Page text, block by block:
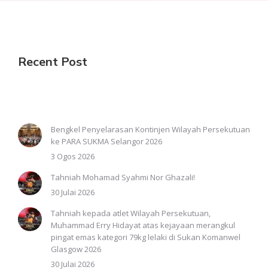
Recent Post
Bengkel Penyelarasan Kontinjen Wilayah Persekutuan
ke PARA SUKMA Selangor 2026
3 Ogos 2026
Tahniah Mohamad Syahmi Nor Ghazali!
30 Julai 2026
Tahniah kepada atlet Wilayah Persekutuan,
Muhammad Erry Hidayat atas kejayaan merangkul
pingat emas kategori 79kg lelaki di Sukan Komanwel
Glasgow 2026
30 Julai 2026